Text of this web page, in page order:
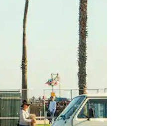
навигирайте с докосване или плъзгане.